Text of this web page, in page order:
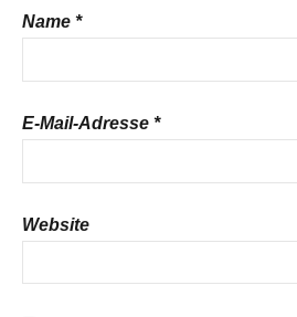
Name *
E-Mail-Adresse *
Website